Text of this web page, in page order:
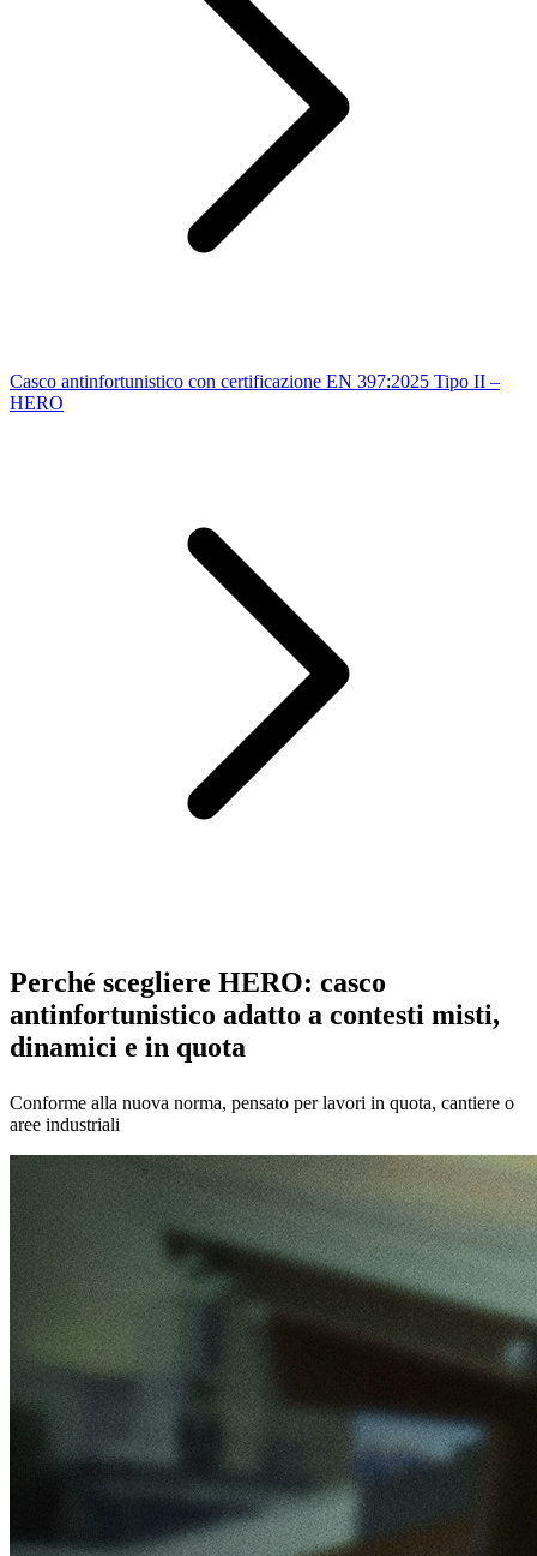
Casco antinfortunistico con certificazione EN 397:2025 Tipo II –
HERO
Perché scegliere HERO: casco
antinfortunistico adatto a contesti misti,
dinamici e in quota
Conforme alla nuova norma, pensato per lavori in quota, cantiere o
aree industriali